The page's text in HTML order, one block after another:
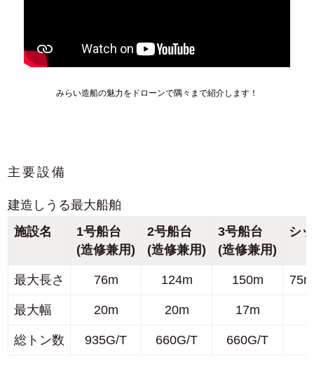
みらい造船の魅力をドローンで隅々まで紹介します！
主要設備
建造しうる最大船舶
施設名
1号船台
(造修兼用)
2号船台
(造修兼用)
3号船台
(造修兼用)
シ
最大長さ 76m 124m 150m
最大幅 20m 20m 17m
総トン数 935G/T 660G/T 660G/T